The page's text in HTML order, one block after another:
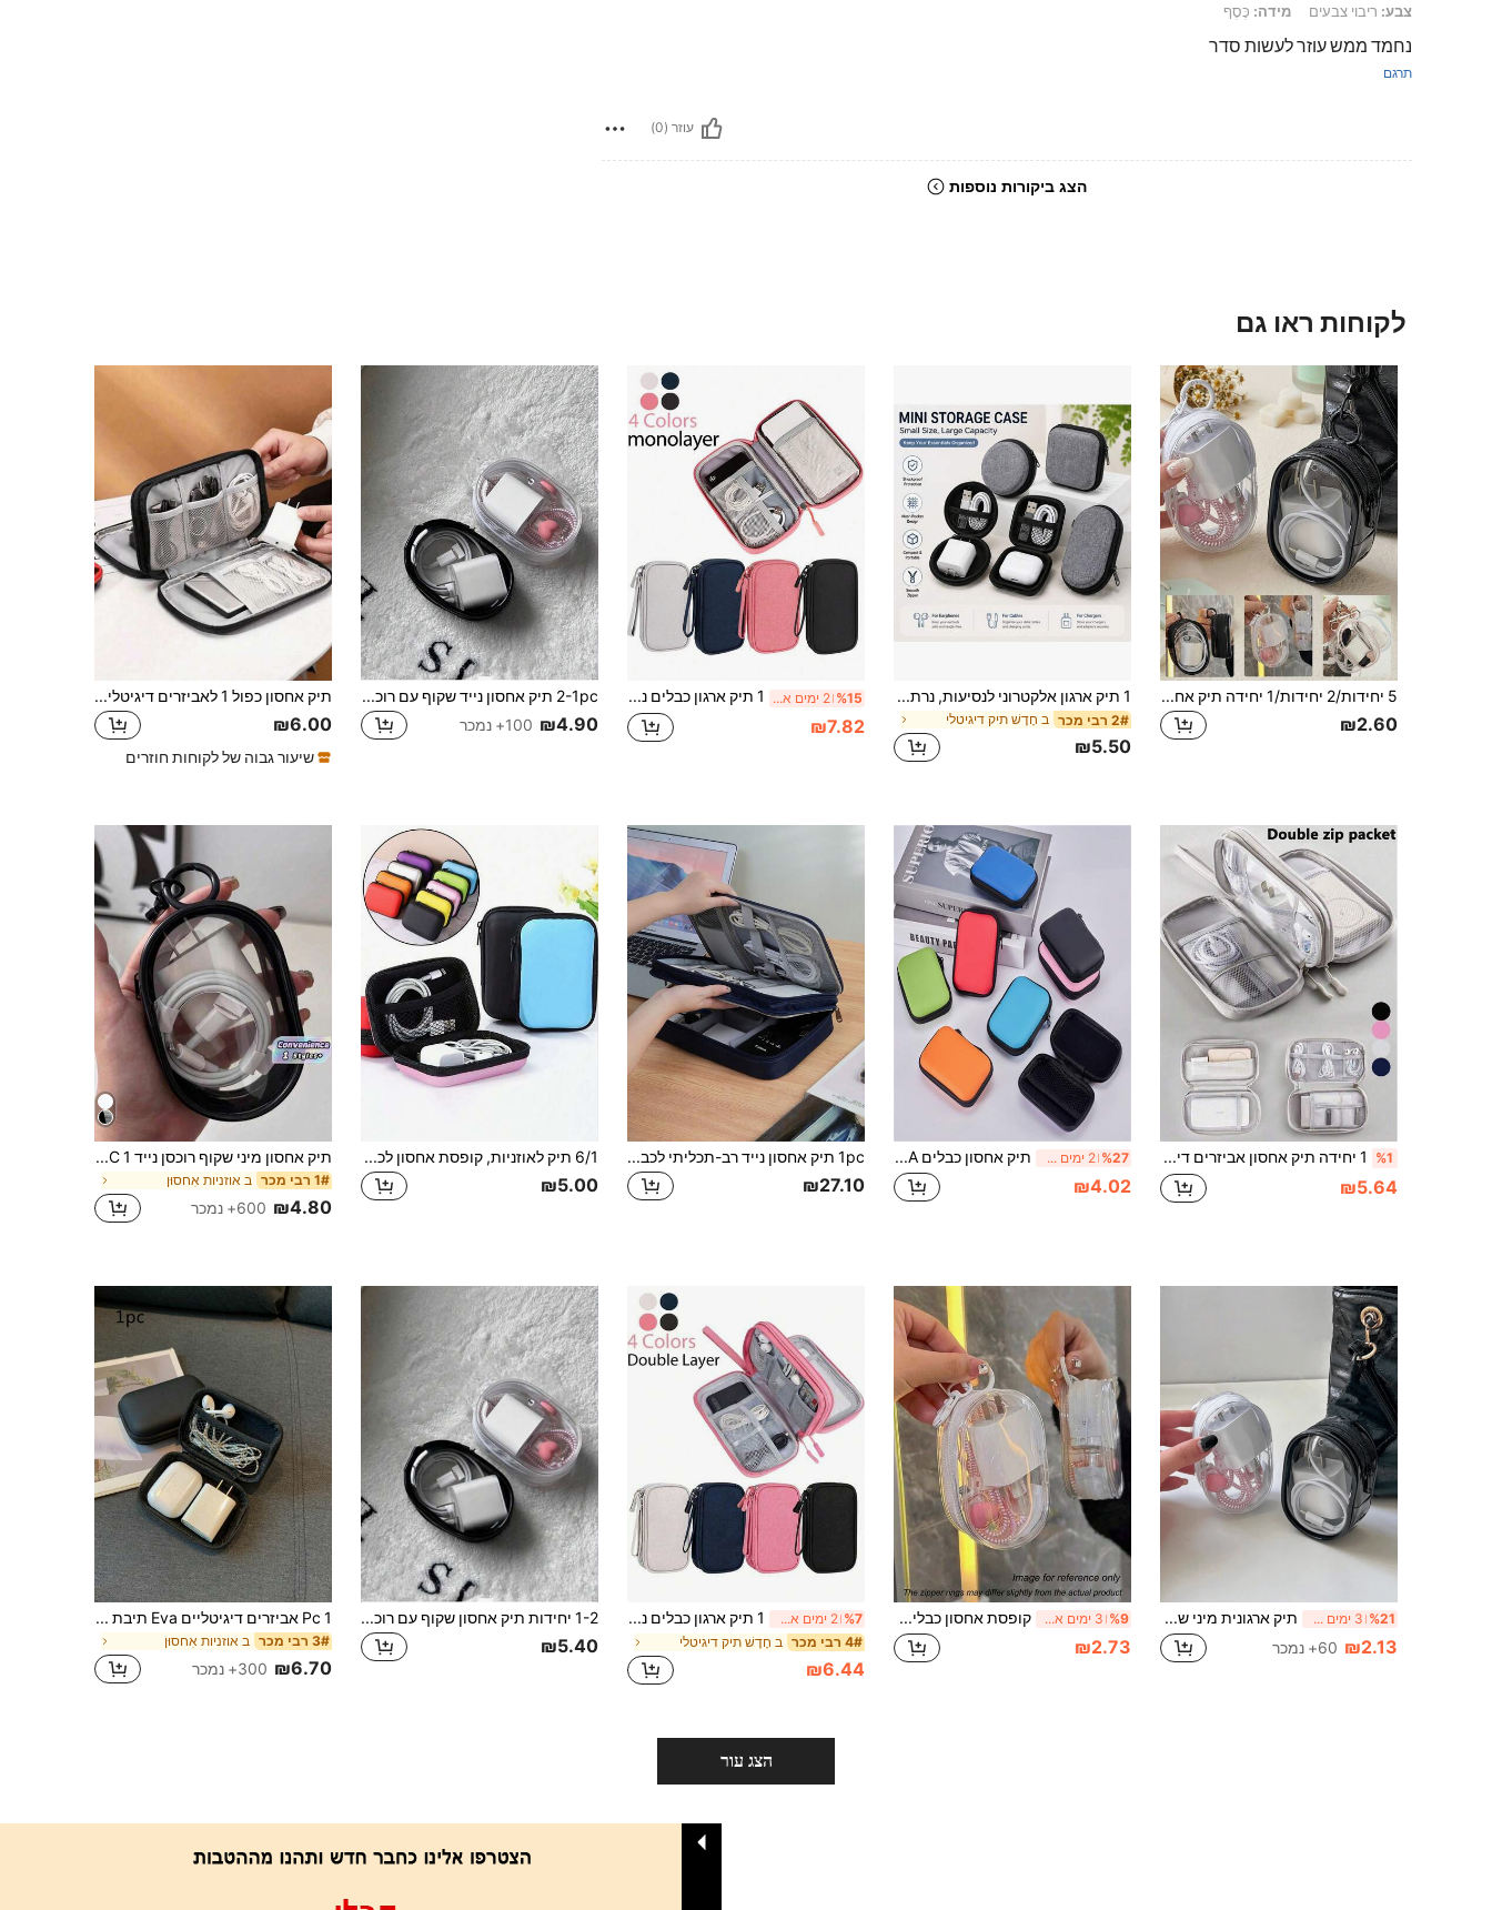
צבע: ריבוי צבעים, מידה: כֶּסֶף
צבע: ריבוי צבעים מידה: כֶּסֶף
נחמד ממש עוזר לעשות סדר
תרגם
עוזר (0)
הצג ביקורות נוספות
לקוחות ראו גם
5 יחידות/2 יחידות/1 יחידה תיק אחסון שקוף נייד עם רוכסן, נרתיק אביזר נסיעות רב-תכליתי, פריטי חיוניים לנסיעות, חזרה לבית הספר
₪2.60
1 תיק ארגון אלקטרוני לנסיעות, נרתיק אחסון כבלים נייד, תיק אחסון מיני לכבל נתונים ומטען ואוזניות, תיק אביזרים לנסיעות עם קליפה קשיחה ורוכסן, קופסת אחסון רב-תכליתית לטלפון, אוזניות, USB וכרטיס SD, תיק אחסון קומפקטי ונייד, חזרה לבית הספר
2# רבי מכר ב חָדָשׁ תיק דיגיטלי
₪5.50
%15 2 ימים אחרונים 1 תיק ארגון כבלים נייד, מתאים לכונן קשיח חיצוני, סוללה ניידת, אוזניות, מטען, כיסוי לטלפון, אוזניות אלחוטיות, אוזניות בלוטות' וכו', מתאים לנסיעות עסקים, בית ספר, אוניברסיטה, משרד, חזרה ללימודים, סטודנטים
₪7.82
2-1pc תיק אחסון נייד שקוף עם רוכסן, תיק ארגונית לכבלים נתונים, נרתיק אחסון PVC לקו מטען, קופסת אחסון רב תכליתית למטען אוזניות, ארנק מטבעות, אביזרי מזוודות, מחזיק מפתחות, חיוני לבית, למשרד ולנסיעות
₪4.90 100+ נמכר
תיק אחסון כפול 1 לאביזרים דיגיטליים, נרתיק ארגונית, תיק יד, מארגן נסיעות לאביזרים אלקטרוניים, יכול להכיל טלפון, כבלים, מטבעות, תכשיטים, עם תאים פנימיים לסוללת גיבוי, עכבר, מטען, כבלים, כונן קשיח, נרתיק מגן, סגנון בוהמי
₪6.00
שיעור גבוה של לקוחות חוזרים
%1 1 יחידה תיק אחסון אביזרים דיגיטליים דו-שכבתי, מארגן כבלי נתונים אלקטרוני אוניברסלי לנסיעות, מתאים לתיק אחסון טלפון, מארגן כבלי נתונים, ארנק למטבעות, תיק אחסון תכשיטים עם תאים, מתאים למטען נייד, עכבר, מטען, כבל נתונים, כונן קשיח נייד, נרתיק הגנה, תיק אחסון, תיק לאוזניות, מארגן נסיעות
₪5.64
%27 2 ימים אחרונים תיק אחסון כבלים EVA, נרתיק אחסון אוזניות 4.33 אינץ'/1.57 אינץ', קופסת ארגון ניידת לכרטיסים, מפתחות ופריטים אחרים
₪4.02
1pc תיק אחסון נייד רב-תכליתי לכבלי נתונים, יכול לאחסן אביזרים אלקטרוניים, מטענים, סוללות גיבוי, אוזניות ומכשירים אחרים
₪27.10
6/1 תיק לאוזניות, קופסת אחסון לכבלים נתונים, שקית אחסון, קופסת אחסון מרובעת. שקית אחסון ניידת לאוזניות, שקית אחסון מיניאטורית למטבעות, שקית אחסון רב תכליתית, תיק קוסמטי, כבלים נתונים, שקית אחסון בושם
₪5.00
תיק אחסון מיני שקוף רוכסן נייד 1 PC, תיק אחסון רב תכליתי קומפקטי, נרתיק לאוזניות ומטען עם מחזיק מפתחות, אביזרי נסיעות שקופים לתיק אחסון נסיעות, תיק איפור, תיק קוסמטיקה, ארגונית חופשה, נרתיק איפור עם קיבולת גדולה, לשפתון, מברשת, טיפוח עור, טלפון נייד, מטבע, חג המולד, חג המולד, ליל כל הקדושים השתמש, Boho Vibes
1# רבי מכר ב אוזניות אִחסוּן
₪4.80 600+ נמכר
%21 3 ימים אחרונים תיק ארגונית מיני שקוף אחד לכבלים, מתאים לכבלי נתונים, מטענים, אוזניות, תכשיטים, מפתחות, מטבעות וכו'. חיוני לחגים, נסיעות, ניהול כבלים, אחסון בחדר שינה, מתנות ליום האם ויום הולדת
₪2.13 60+ נמכר
%9 3 ימים אחרונים קופסת אחסון כבלים מיני שקופה, מארגן כבלים נייד מתאים למטענים, אוזניות, סוללות מטען, כבלי נתונים ואביזרי טכנולוגיה אחרים, אידיאלי לנסיעות, משרד, בית ורכב, אחסון וארגון של מוצרים אלקטרוניים, חיוני למסיבה וניקיון
₪2.73
%7 2 ימים אחרונים 1 תיק ארגון כבלים נייד, תיק אחסון לכבלי נתונים, תיק אחסון לאביזרים דיגיטליים, תיק אחסון לדיסק און קי, תיק אחסון רב-תכליתי דו-שכבתי, תיק אחסון בקיבולת גדולה, תיק נייד למטען ואוזניות לנסיעות, מתאים לכונן קשיח חיצוני, סוללה ניידת, אוזניות, מטען, כיסוי לטלפון, אוזניות אלחוטיות, אוזניות בלוטות' וכו', נסיעות עסקים, בית ספר, אוניברסיטה, משרד, עונת החזרה ללימודים, סטודנטים, וכו', יכול לאחסן מתאם טעינה וסוללה ניידת, פריט נסיעות חיוני ללא הבחנה מגדרית, תיק אחסון למטען חיוני לעונת החזרה ללימודים, סוללה ניידת ומטען לטלפון
4# רבי מכר ב חָדָשׁ תיק דיגיטלי
₪6.44
1-2 יחידות תיק אחסון שקוף עם רוכסן נייד, תיק מארגן לכבלי נתונים, תיק אחסון לכבלי טעינה מ-PVC, קופסת אחסון רב-תכליתית לאוזניות ומטען, ארנק למטבעות, אביזרים למזוודה, מחזיק מפתחות, חיוני לבית, למשרד ולנסיעות
₪5.40
1 Pc אביזרים דיגיטליים Eva תיבת אחסון עבור כבל מחליף תיבת אחסון עמידה, תיק אחסון אביזרים דיגיטליים, נרתיק מגן כונן קשיח כוח דו-שכבתי נייד, כבל נתונים עמיד בפני אבק U Disk תיק אחסון אוזניות, שקית רוכסן מטבעות אוזניות אלחוטיות אוזניות Bluetooth אוזניות אוזניות אוזניות. לעסקים, נסיעות, בית ספר, מכללות, מארגן משרדי
3# רבי מכר ב אוזניות אִחסוּן
₪6.70 300+ נמכר
הצג עור